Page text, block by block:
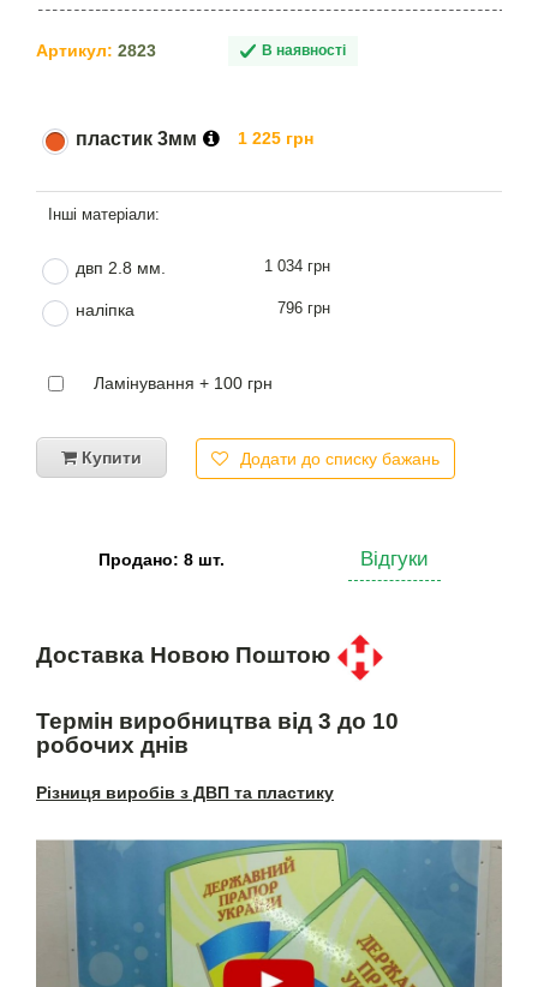
Артикул: 2823 В наявності
пластик 3мм 1 225 грн
двп 2.8 мм. 1 034 грн
наліпка 796 грн
Ламінування + 100 грн
Купити Додати до списку бажань
Продано: 8 шт. Відгуки
Доставка Новою Поштою
Термін виробництва від 3 до 10
робочих днів
Різниця виробів з ДВП та пластику